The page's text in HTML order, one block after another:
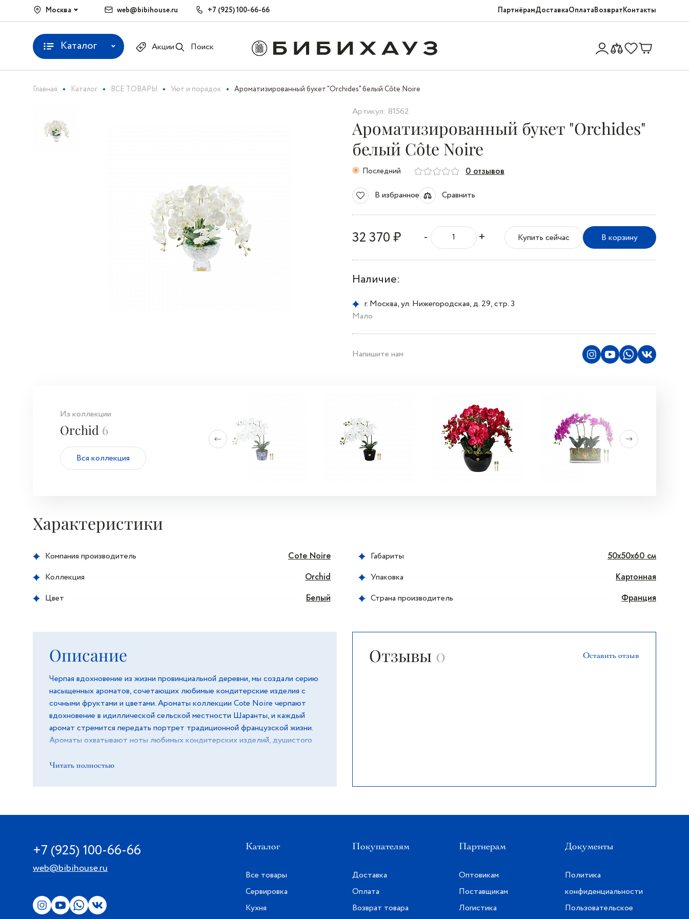
Москва web@bibihouse.ru +7 (925) 100-66-66 ПартнёрамДоставкаОплатаВозвратКонтакты
Каталог Акции Поиск
Главная Каталог ВСЕ ТОВАРЫ Уют и порядок Ароматизированный букет "Orchides" белый Côte Noire
Артикул: 81562
Ароматизированный букет "Orchides"
белый Côte Noire
Последний 0 отзывов
В избранное Сравнить
32 370 ₽ - + Купить сейчас В корзину
Наличие:
г. Москва, ул. Нижегородская, д. 29, стр. 3
Мало
Напишите нам
Из коллекции
Orchid 6
Вся коллекция
Характеристики
Компания производитель
Cote Noire
Коллекция
Orchid
Цвет
Белый
Габариты
50x50x60 см
Упаковка
Картонная
Страна производитель
Франция
Описание
Черпая вдохновение из жизни провинциальной деревни, мы создали серию
насыщенных ароматов, сочетающих любимые кондитерские изделия с
сочными фруктами и цветами. Ароматы коллекции Cote Noire черпают
вдохновение в идиллической сельской местности Шаранты, и каждый
аромат стремится передать портрет традиционной французской жизни.
Ароматы охватывают ноты любимых кондитерских изделий, душистого
изготовлены вручную и покрыты специальным натуральным покрытием,
наполнены тонким ароматом. Charente Rose: натуральная роза с верхними
белого мускуса.
Читать полностью
Отзывы 0 Оставить отзыв
+7 (925) 100-66-66
web@bibihouse.ru
Каталог
Все товары
Сервировка
Кухня
Покупателям
Доставка
Оплата
Возврат товара
Партнерам
Оптовикам
Поставщикам
Логистика
Документы
Политика
конфиденциальности
Пользовательское